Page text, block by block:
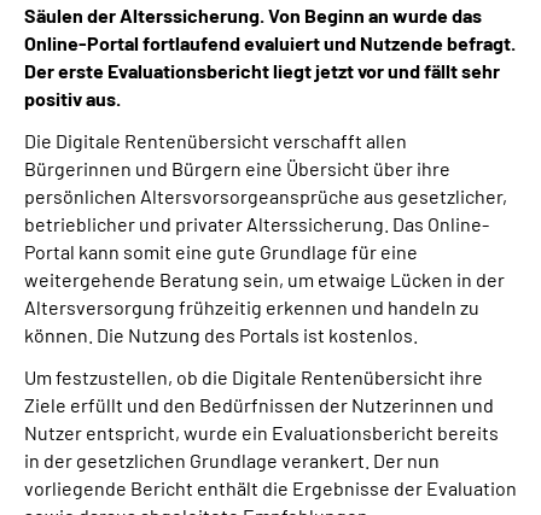
Language
Inhalte in Gebärdensprache (DGS)
Leichte Sprache
Mein Kundenportal
Säulen der Alterssicherung. Von Beginn an wurde das
Online-Portal fortlaufend evaluiert und Nutzende befragt.
Der erste Evaluationsbericht liegt jetzt vor und fällt sehr
positiv aus.
Die Digitale Rentenübersicht verschafft allen
Bürgerinnen und Bürgern eine Übersicht über ihre
persönlichen Altersvorsorgeansprüche aus gesetzlicher,
betrieblicher und privater Alterssicherung. Das Online-
Portal kann somit eine gute Grundlage für eine
weitergehende Beratung sein, um etwaige Lücken in der
Altersversorgung frühzeitig erkennen und handeln zu
können. Die Nutzung des Portals ist kostenlos.
Um festzustellen, ob die Digitale Rentenübersicht ihre
Ziele erfüllt und den Bedürfnissen der Nutzerinnen und
Nutzer entspricht, wurde ein Evaluationsbericht bereits
in der gesetzlichen Grundlage verankert. Der nun
vorliegende Bericht enthält die Ergebnisse der Evaluation